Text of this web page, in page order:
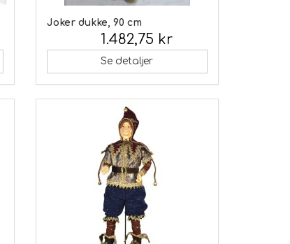
Joker dukke, 90 cm
1.482,75 kr
Se detaljer